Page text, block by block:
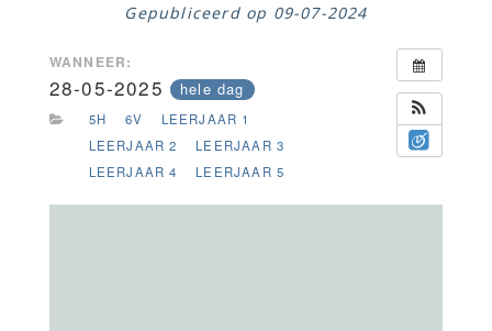
Gepubliceerd op 09-07-2024
WANNEER:
28-05-2025 hele dag
5H 6V
LEERJAAR 1
LEERJAAR 2
LEERJAAR 3
LEERJAAR 4
LEERJAAR 5